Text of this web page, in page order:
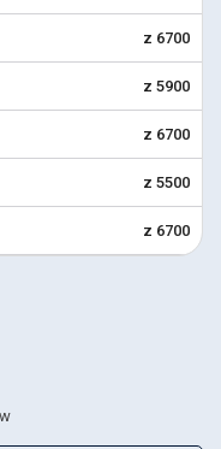
z 6700
z 5900
z 6700
z 5500
z 6700